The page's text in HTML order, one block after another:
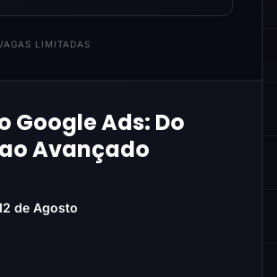
LIMITADAS
Google Ads: Do
Avançado
de Agosto